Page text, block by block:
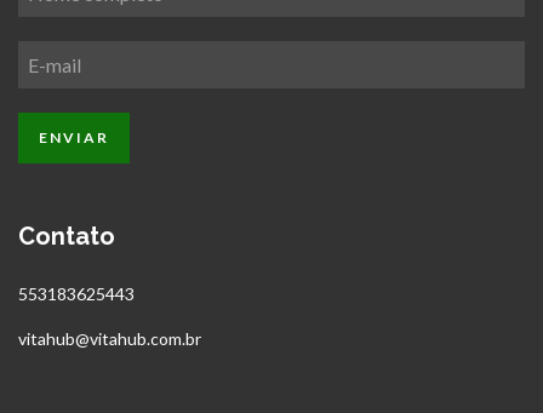
Contato
553183625443
vitahub@vitahub.com.br